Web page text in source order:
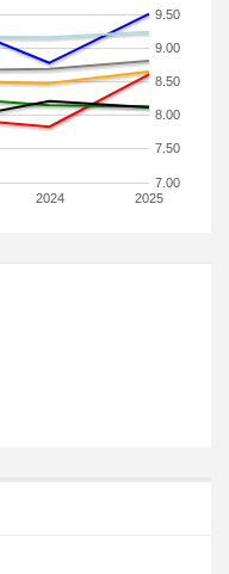
2024 2025
7.00
7.50
8.00
8.50
9.00
9.50